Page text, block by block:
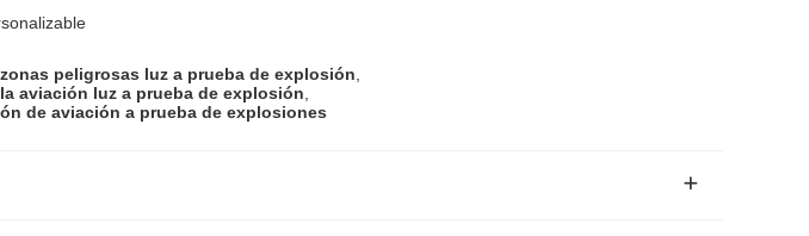
peligrosas luz a prueba de explosión
aviación luz a prueba de explosión
de aviación a prueba de explosiones